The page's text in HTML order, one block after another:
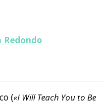
Redondo
(«I Will Teach You to Be